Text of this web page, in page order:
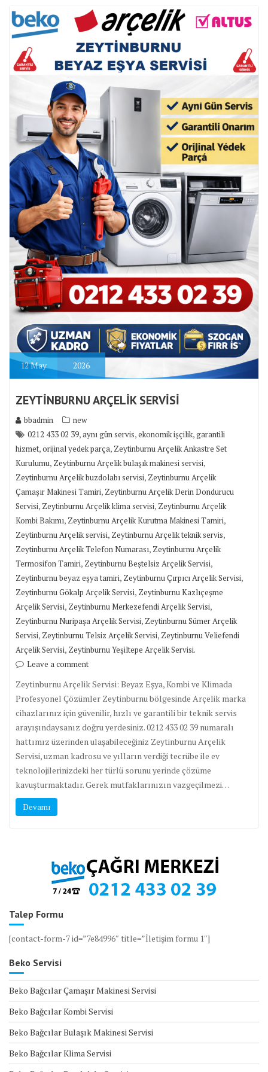
12May 2026
ZEYTİNBURNU ARÇELİK SERVİSİ
bbadmin
new
0212 433 02 39,aynı gün servis,ekonomik işçilik,garantili
hizmet,orijinal yedek parça, Zeytinburnu Arçelik Ankastre Set
Kurulumu, Zeytinburnu Arçelik bulaşık makinesi servisi,
Zeytinburnu Arçelik buzdolabı servisi, Zeytinburnu Arçelik
Çamaşır Makinesi Tamiri, Zeytinburnu Arçelik Derin Dondurucu
Servisi, Zeytinburnu Arçelik klima servisi, Zeytinburnu Arçelik
Kombi Bakımı, Zeytinburnu Arçelik Kurutma Makinesi Tamiri,
Zeytinburnu Arçelik servisi, Zeytinburnu Arçelik teknik servis,
Zeytinburnu Arçelik Telefon Numarası, Zeytinburnu Arçelik
Termosifon Tamiri, Zeytinburnu Beştelsiz Arçelik Servisi,
Zeytinburnu beyaz eşya tamiri, Zeytinburnu Çırpıcı Arçelik Servisi,
Zeytinburnu Gökalp Arçelik Servisi, Zeytinburnu Kazlıçeşme
Arçelik Servisi, Zeytinburnu Merkezefendi Arçelik Servisi,
Zeytinburnu Nuripaşa Arçelik Servisi, Zeytinburnu Sümer Arçelik
Servisi, Zeytinburnu Telsiz Arçelik Servisi, Zeytinburnu Veliefendi
Arçelik Servisi, Zeytinburnu Yeşiltepe Arçelik Servisi.
Leave a comment
Zeytinburnu Arçelik Servisi: Beyaz Eşya, Kombi ve Klimada
Profesyonel Çözümler Zeytinburnu bölgesinde Arçelik marka
cihazlarınız için güvenilir, hızlı ve garantili bir teknik servis
arayışındaysanız doğru yerdesiniz. 0212 433 02 39 numaralı
hattımız üzerinden ulaşabileceğiniz Zeytinburnu Arçelik
Servisi, uzman kadrosu ve yılların verdiği tecrübe ile ev
teknolojilerinizdeki her türlü sorunu yerinde çözüme
kavuşturmaktadır. Gerek mutfaklarınızın vazgeçilmezi…
Devamı
Talep Formu
[contact-form-7 id=”7e84996″ title=”İletişim formu 1″]
Beko Servisi
Beko Bağcılar Çamaşır Makinesi Servisi
Beko Bağcılar Kombi Servisi
Beko Bağcılar Bulaşık Makinesi Servisi
Beko Bağcılar Klima Servisi